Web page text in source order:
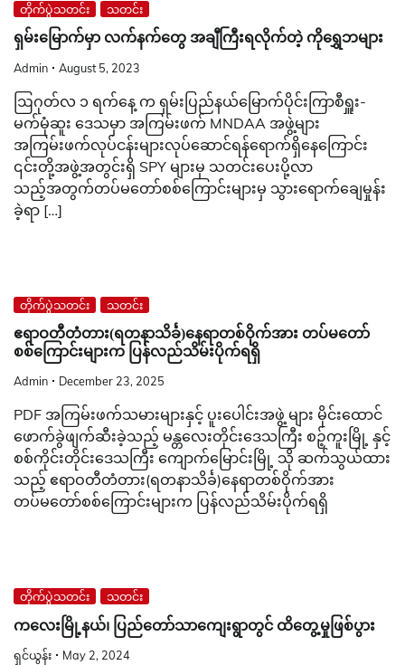
တိုက်ပွဲသတင်း သတင်း
ရှမ်းမြောက်မှာ လက်နက်တွေ အချီကြီးရလိုက်တဲ့ ကိုရွှေဘများ
Admin August 5, 2023
ဩဂုတ်လ ၁ ရက်နေ့ က ရှမ်းပြည်နယ်မြောက်ပိုင်းကြာစီရှူး-
မက်မုံဆူး ဒေသမှာ အကြမ်းဖက် MNDAA အဖွဲ့များ
အကြမ်းဖက်လုပ်ငန်းများလုပ်ဆောင်ရန်ရောက်ရှိနေကြောင်း
၎င်းတို့အဖွဲ့အတွင်းရှိ SPY များမှ သတင်းပေးပို့လာ
သည့်အတွက်တပ်မတော်စစ်ကြောင်းများမှ သွားရောက်ချေမှုန်း
ခဲ့ရာ […]
တိုက်ပွဲသတင်း သတင်း
ဧရာဝတီတံတား(ရတနာသိင်္ခ)နေရာတစ်ဝိုက်အား တပ်မတော်
စစ်ကြောင်းများက ပြန်လည်သိမ်းပိုက်ရရှိ
Admin December 23, 2025
PDF အကြမ်းဖက်သမားများနှင့် ပူးပေါင်းအဖွဲ့ များ မိုင်းထောင်
ဖောက်ခွဲဖျက်ဆီးခဲ့သည့် မန္တလေးတိုင်းဒေသကြီး စဉ့်ကူးမြို့ နှင့်
စစ်ကိုင်းတိုင်းဒေသကြီး ကျောက်မြောင်းမြို့ သို ဆက်သွယ်ထား
သည့် ဧရာဝတီတံတား(ရတနာသိင်္ခ)နေရာတစ်ဝိုက်အား
တပ်မတော်စစ်ကြောင်းများက ပြန်လည်သိမ်းပိုက်ရရှိ
တိုက်ပွဲသတင်း သတင်း
ကလေးမြို့နယ်၊ ပြည်တော်သာကျေးရွာတွင် ထိတွေ့မှုဖြစ်ပွား
ရှင်ယွန်း May 2, 2024